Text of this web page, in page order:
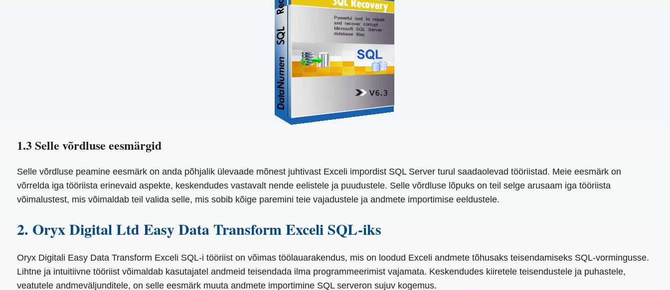
1.3 Selle võrdluse eesmärgid
Selle võrdluse peamine eesmärk on anda põhjalik ülevaade mõnest juhtivast Exceli impordist SQL Server turul saadaolevad tööriistad. Meie eesmärk on
võrrelda iga tööriista erinevaid aspekte, keskendudes vastavalt nende eelistele ja puudustele. Selle võrdluse lõpuks on teil selge arusaam iga tööriista
võimalustest, mis võimaldab teil valida selle, mis sobib kõige paremini teie vajadustele ja andmete importimise eeldustele.
2. Oryx Digital Ltd Easy Data Transform Exceli SQL-iks
Oryx Digitali Easy Data Transform Exceli SQL-i tööriist on võimas töölauarakendus, mis on loodud Exceli andmete tõhusaks teisendamiseks SQL-vormingusse.
Lihtne ja intuitiivne tööriist võimaldab kasutajatel andmeid teisendada ilma programmeerimist vajamata. Keskendudes kiiretele teisendustele ja puhastele,
veatutele andmeväljunditele, on selle eesmärk muuta andmete importimine SQL serveron sujuv kogemus.